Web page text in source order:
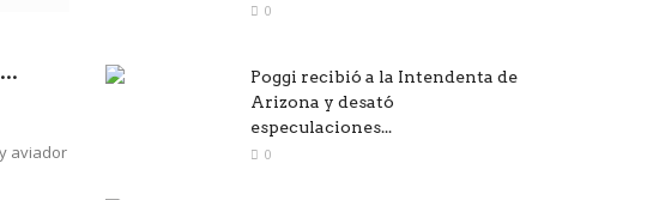
aviador
0
Poggi recibió a la Intendenta de
Arizona y desató
especulaciones...
0